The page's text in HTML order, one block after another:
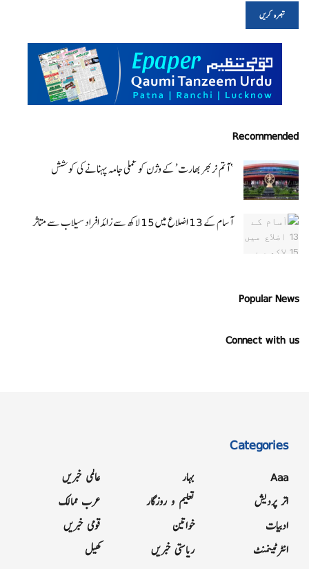
Recommended
‘ آتم نربھر بھارت’ کے وژن کو عملی جامہ پہنانے کی کوشش
آسام کے 13 اضلاع میں 15 لاکھ سے زائد افراد سیلاب سے متاثر
Popular News
Connect with us
Categories
Aaa
اتر پردیش
ادبیات
انٹرٹینمنٹ
بہار
تعلیم و روزگار
خواتین
ریاستی خبریں
عالمی خبریں
عرب ممالک
قومی خبریں
کھیل